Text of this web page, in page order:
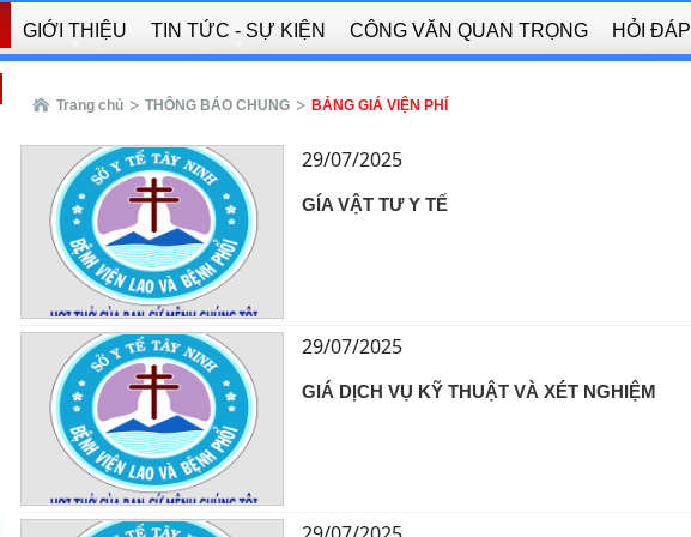
GIỚI THIỆU TIN TỨC - SỰ KIỆN CÔNG VĂN QUAN TRỌNG HỎI ĐÁP
Trang chủ THÔNG BÁO CHUNG BẢNG GIÁ VIỆN PHÍ
29/07/2025
GÍA VẬT TƯ Y TẾ
29/07/2025
GIÁ DỊCH VỤ KỸ THUẬT VÀ XÉT NGHIỆM